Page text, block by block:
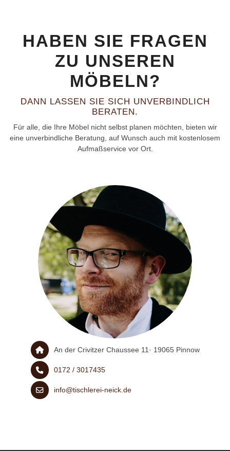
HABEN SIE FRAGEN
ZU UNSEREN
MÖBELN?
DANN LASSEN SIE SICH UNVERBINDLICH
BERATEN.
Für alle, die Ihre Möbel nicht selbst planen möchten, bieten wir
eine unverbindliche Beratung, auf Wunsch auch mit kostenlosem
Aufmaßservice vor Ort.
An der Crivitzer Chaussee 11· 19065 Pinnow
0172 / 3017435
info@tischlerei-neick.de